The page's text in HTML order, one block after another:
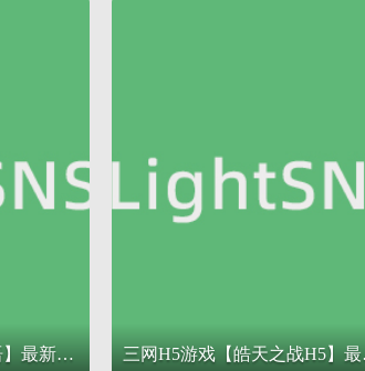
Q萌回合手游【风色物语】最新整理Linux手工服务端+安卓苹果双端+GM物品充值后台+详细搭建教程 三网H5